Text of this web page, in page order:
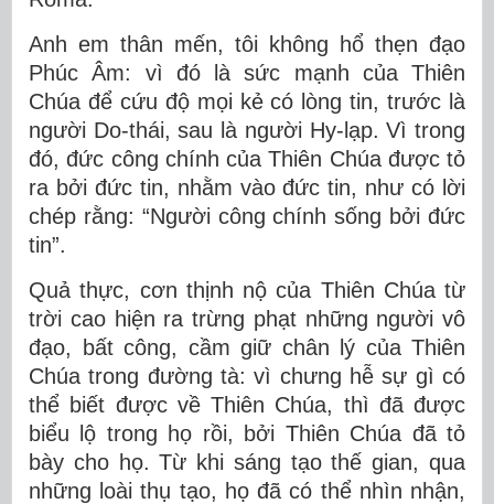
Anh em thân mến, tôi không hổ thẹn đạo
Phúc Âm: vì đó là sức mạnh của Thiên
Chúa để cứu độ mọi kẻ có lòng tin, trước là
người Do-thái, sau là người Hy-lạp. Vì trong
đó, đức công chính của Thiên Chúa được tỏ
ra bởi đức tin, nhằm vào đức tin, như có lời
chép rằng: “Người công chính sống bởi đức
tin”.
Quả thực, cơn thịnh nộ của Thiên Chúa từ
trời cao hiện ra trừng phạt những người vô
đạo, bất công, cầm giữ chân lý của Thiên
Chúa trong đường tà: vì chưng hễ sự gì có
thể biết được về Thiên Chúa, thì đã được
biểu lộ trong họ rồi, bởi Thiên Chúa đã tỏ
bày cho họ. Từ khi sáng tạo thế gian, qua
những loài thụ tạo, họ đã có thể nhìn nhận,